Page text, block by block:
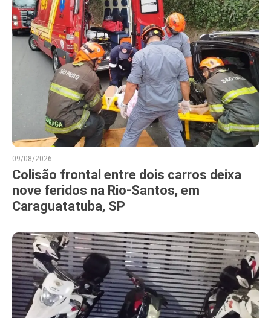
09/08/2026
Colisão frontal entre dois carros deixa
nove feridos na Rio-Santos, em
Caraguatatuba, SP